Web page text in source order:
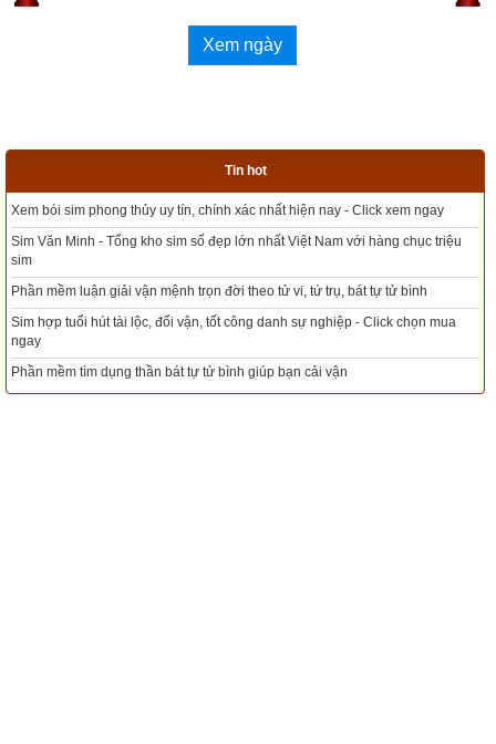
chọn hướng tốt xuất hành
xem giờ tốt theo Lý Thuần Phong,
Quỷ Cốc Tử, xem ngày tốt xấu theo dân gian…nên vinh dự
được độc giả bình chọn là phần mềm lịch vạn niên số 1 hiện
để cảm nhận sự khác biệt so với các phần mềm lịch vạn sự
khác.
Lịch vạn niên - Chọn giờ tốt ngày đẹp
Xem ngày
Tin hot
triệu
mua
Tổng kho sim phong thủy - Sim hợp tuổi - Sim hợp mệnh giá rẻ nhất thị
Mua sim Thần tài, Thần tài theo bạn! Giao sim miễn phí
Tổng Kho Sim Năm sinh 0x - 9x - 8x -7x -6x giá rẻ nhất thị trường - Click